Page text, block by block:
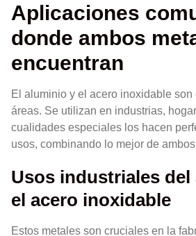
Aplicaciones
donde ambos
encuentran
El aluminio y el acero inoxidable
áreas. Se utilizan en industrias,
cualidades especiales los hacen
usos, combinando lo mejor de
Usos industriales
el acero inoxidable
Estos metales son cruciales en la